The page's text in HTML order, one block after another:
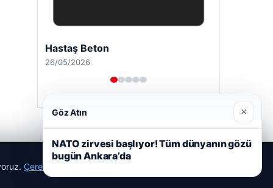
Hastaş Beton
26/05/2026
Çerez Politikamız
Göz Atın ×
NATO zirvesi başlıyor! Tüm dünyanın gözü
bugün Ankara’da